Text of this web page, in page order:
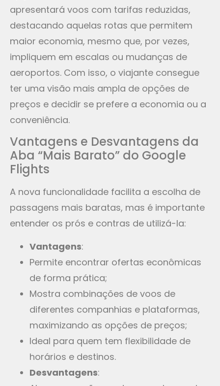
apresentará voos com tarifas reduzidas,
destacando aquelas rotas que permitem
maior economia, mesmo que, por vezes,
impliquem em escalas ou mudanças de
aeroportos. Com isso, o viajante consegue
ter uma visão mais ampla de opções de
preços e decidir se prefere a economia ou a
conveniência.
Vantagens e Desvantagens da
Aba “Mais Barato” do Google
Flights
A nova funcionalidade facilita a escolha de
passagens mais baratas, mas é importante
entender os prós e contras de utilizá-la:
Vantagens:
Permite encontrar ofertas econômicas
de forma prática;
Mostra combinações de voos de
diferentes companhias e plataformas,
maximizando as opções de preços;
Ideal para quem tem flexibilidade de
horários e destinos.
Desvantagens: